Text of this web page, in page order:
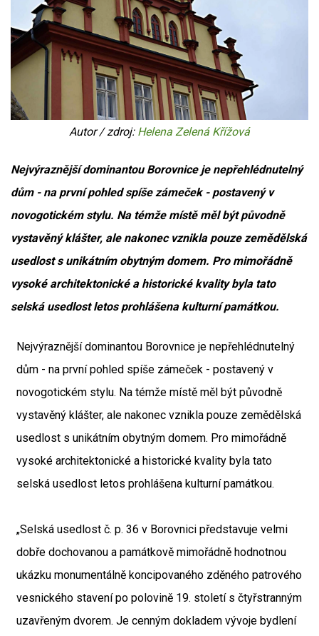
Autor / zdroj: Helena Zelená Křížová
Nejvýraznější dominantou Borovnice je nepřehlédnutelný
dům - na první pohled spíše zámeček - postavený v
novogotickém stylu. Na témže místě měl být původně
vystavěný klášter, ale nakonec vznikla pouze zemědělská
usedlost s unikátním obytným domem. Pro mimořádně
vysoké architektonické a historické kvality byla tato
selská usedlost letos prohlášena kulturní památkou.
Nejvýraznější dominantou Borovnice je nepřehlédnutelný
dům - na první pohled spíše zámeček - postavený v
novogotickém stylu. Na témže místě měl být původně
vystavěný klášter, ale nakonec vznikla pouze zemědělská
usedlost s unikátním obytným domem. Pro mimořádně
vysoké architektonické a historické kvality byla tato
selská usedlost letos prohlášena kulturní památkou.
„Selská usedlost č. p. 36 v Borovnici představuje velmi
dobře dochovanou a památkově mimořádně hodnotnou
ukázku monumentálně koncipovaného zděného patrového
vesnického stavení po polovině 19. století s čtyřstranným
uzavřeným dvorem. Je cenným dokladem vývoje bydlení